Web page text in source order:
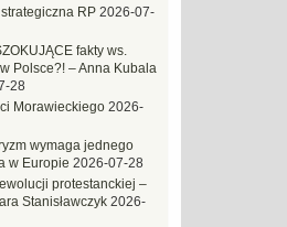
RP 2026-07-
fakty ws.
Polsce?! – Anna Kubala
28
Morawieckiego 2026-
wymaga jednego
w Europie 2026-07-28
protestanckiej –
Stanisławczyk 2026-